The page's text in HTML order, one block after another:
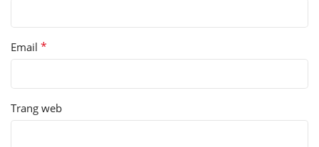
Email *
Trang web